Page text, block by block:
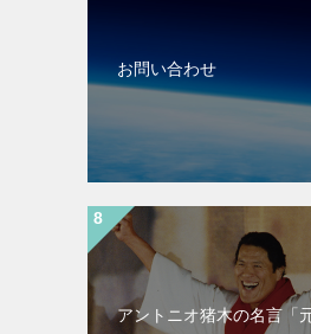
お問い合わせ
アントニオ猪木の名言「